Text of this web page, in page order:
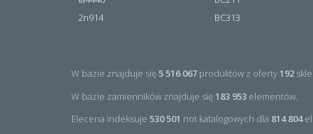
2n914
BC313
W bazie znajduje się5 516 067 produktów z oferty 192
W bazie zamienników znajduje się 183 953 elementów.
Elecena indeksuje 530 501 not katalogowych dla 814 804